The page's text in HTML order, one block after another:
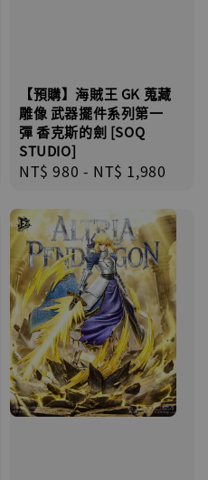
【預購】海賊王 GK 蒐藏
雕像 武器擺件系列第一
彈 香克斯的劍 [SOQ
STUDIO]
Regular
NT$ 980 - NT$ 1,980